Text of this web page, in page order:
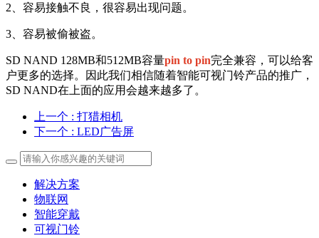
2、容易接触不良，很容易出现问题。
3、容易被偷被盗。
SD NAND 128MB和512MB容量pin to pin完全兼容，可以给客
户更多的选择。因此我们相信随着智能可视门铃产品的推广，
SD NAND在上面的应用会越来越多了。
上一个 : 打猎相机
下一个 : LED广告屏
解决方案
物联网
智能穿戴
可视门铃